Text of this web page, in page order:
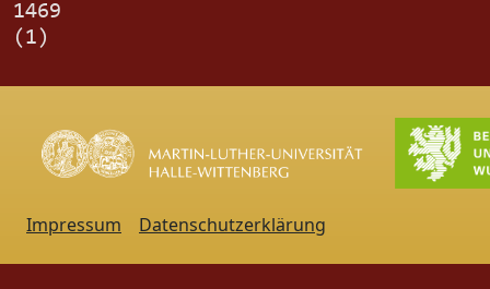
1469
(1)
Impressum Datenschutzerklärung